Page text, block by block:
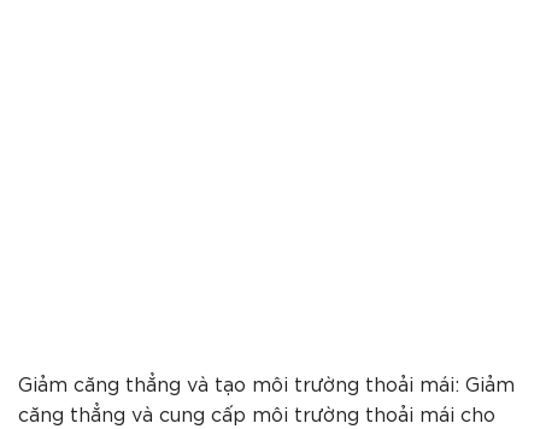
Giảm căng thẳng và tạo môi trường thoải mái: Giảm
căng thẳng và cung cấp môi trường thoải mái cho